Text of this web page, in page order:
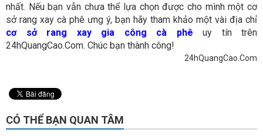
nhất. Nếu bạn vẫn chưa thể lựa chọn được cho mình một cơ
sở rang xay cà phê ưng ý, bạn hãy tham khảo một vài địa chỉ
cơ sở rang xay gia công cà phê uy tín trên
24hQuangCao.Com. Chúc bạn thành công!
24hQuangCao.Com
CÓ THỂ BẠN QUAN TÂM